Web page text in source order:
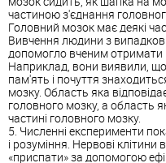
частиною з'єднання
Головний мозок має деякі
Вивчення людини з
допомогло вченим отримати
Наприклад, вони виявили, що
пам'ять і почуття
мозку. Область яка
головного мозку, а область
частині головного мозку.
5. Численні експерименти
і розуміння. Нервові
«приспати» за допомогою